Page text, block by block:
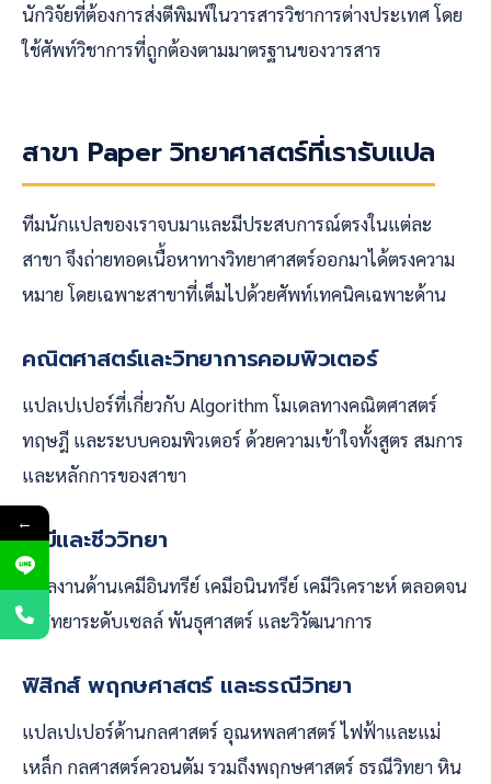
นักวิจัยที่ต้องการส่งตีพิมพ์ในวารสารวิชาการต่างประเทศ โดย
ใช้ศัพท์วิชาการที่ถูกต้องตามมาตรฐานของวารสาร
สาขา Paper วิทยาศาสตร์ที่เรารับแปล
ทีมนักแปลของเราจบมาและมีประสบการณ์ตรงในแต่ละ
สาขา จึงถ่ายทอดเนื้อหาทางวิทยาศาสตร์ออกมาได้ตรงความ
หมาย โดยเฉพาะสาขาที่เต็มไปด้วยศัพท์เทคนิคเฉพาะด้าน
คณิตศาสตร์และวิทยาการคอมพิวเตอร์
แปลเปเปอร์ที่เกี่ยวกับ Algorithm โมเดลทางคณิตศาสตร์
ทฤษฎี และระบบคอมพิวเตอร์ ด้วยความเข้าใจทั้งสูตร สมการ
และหลักการของสาขา
เคมีและชีววิทยา
แปลงานด้านเคมีอินทรีย์ เคมีอนินทรีย์ เคมีวิเคราะห์ ตลอดจน
ชีววิทยาระดับเซลล์ พันธุศาสตร์ และวิวัฒนาการ
ฟิสิกส์ พฤกษศาสตร์ และธรณีวิทยา
แปลเปเปอร์ด้านกลศาสตร์ อุณหพลศาสตร์ ไฟฟ้าและแม่
เหล็ก กลศาสตร์ควอนตัม รวมถึงพฤกษศาสตร์ ธรณีวิทยา หิน
←